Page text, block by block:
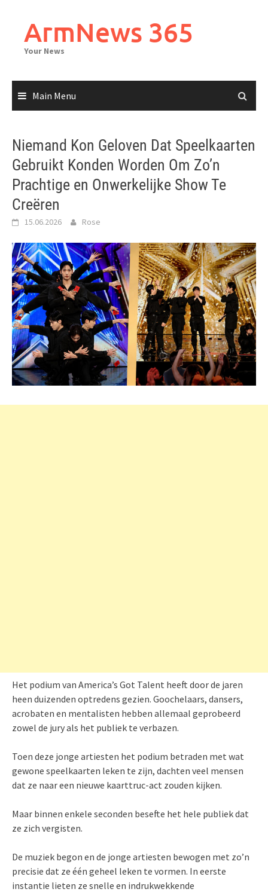
contentArmNews 365
Your News
Main Menu
Niemand Kon Geloven Dat Speelkaarten
Gebruikt Konden Worden Om Zo’n
Prachtige en Onwerkelijke Show Te
Creëren
15.06.2026 Rose
Het podium van America’s Got Talent heeft door de jaren
heen duizenden optredens gezien. Goochelaars, dansers,
acrobaten en mentalisten hebben allemaal geprobeerd
zowel de jury als het publiek te verbazen.
Toen deze jonge artiesten het podium betraden met wat
gewone speelkaarten leken te zijn, dachten veel mensen
dat ze naar een nieuwe kaarttruc-act zouden kijken.
Maar binnen enkele seconden besefte het hele publiek dat
ze zich vergisten.
De muziek begon en de jonge artiesten bewogen met zo’n
precisie dat ze één geheel leken te vormen. In eerste
instantie lieten ze snelle en indrukwekkende